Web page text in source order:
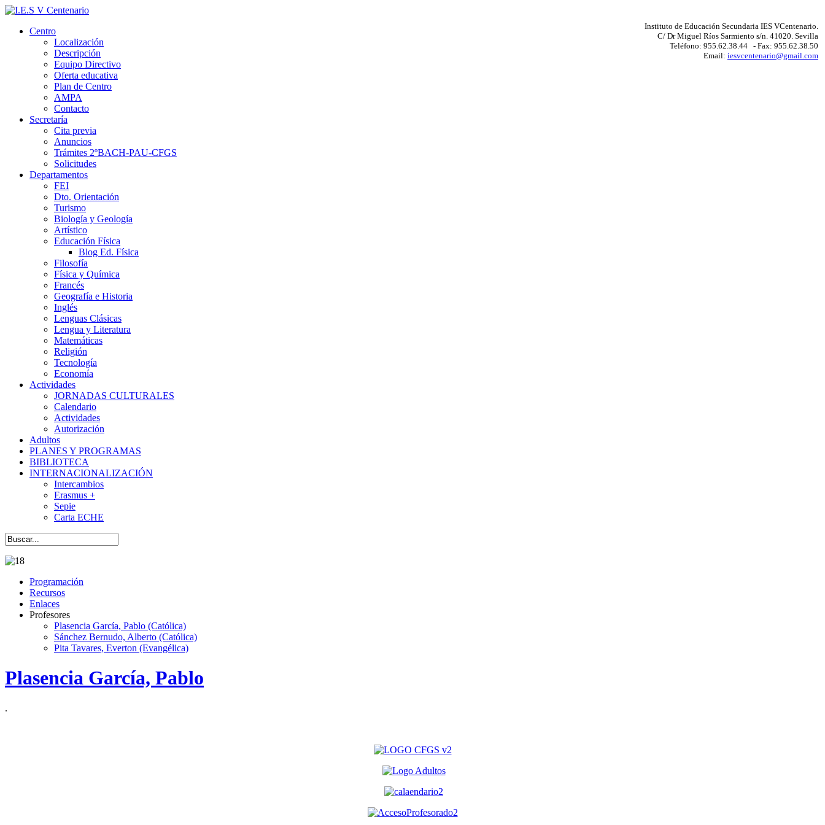
Instituto de Educación Secundaria IES VCentenario.
C/ Dr Miguel Ríos Sarmiento s/n. 41020. Sevilla
Teléfono: 955.62.38.44 - Fax: 955.62.38.50
Email: iesvcentenario@gmail.com
Centro
Localización
Descripción
Equipo Directivo
Oferta educativa
Plan de Centro
AMPA
Contacto
Secretaría
Cita previa
Anuncios
Trámites 2ºBACH-PAU-CFGS
Solicitudes
Departamentos
FEI
Dto. Orientación
Turismo
Biología y Geología
Artístico
Educación Física
Blog Ed. Física
Filosofía
Física y Química
Francés
Geografía e Historia
Inglés
Lenguas Clásicas
Lengua y Literatura
Matemáticas
Religión
Tecnología
Economía
Actividades
JORNADAS CULTURALES
Calendario
Actividades
Autorización
Adultos
PLANES Y PROGRAMAS
BIBLIOTECA
INTERNACIONALIZACIÓN
Intercambios
Erasmus +
Sepie
Carta ECHE
Programación
Recursos
Enlaces
Profesores
Plasencia García, Pablo (Católica)
Sánchez Bernudo, Alberto (Católica)
Pita Tavares, Everton (Evangélica)
Plasencia García, Pablo
.